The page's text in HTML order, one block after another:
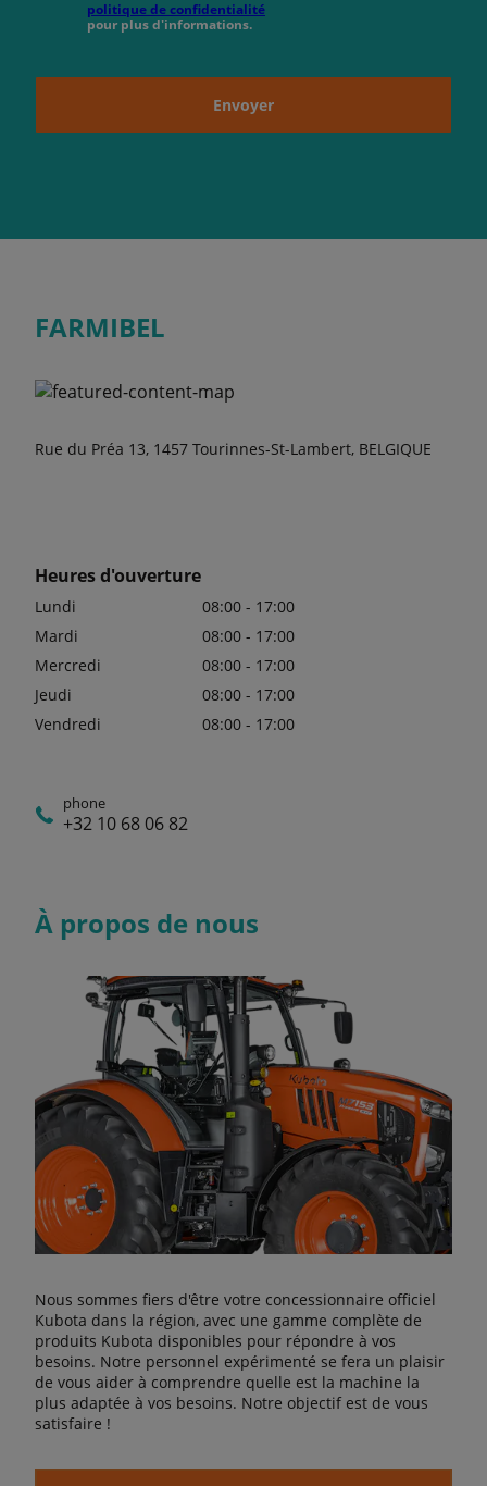
politique de confidentialité
pour plus d'informations.
Envoyer
FARMIBEL
Rue du Préa 13, 1457 Tourinnes-St-Lambert, BELGIQUE
Heures d'ouverture
Lundi
08:00 - 17:00
Mardi
08:00 - 17:00
Mercredi
08:00 - 17:00
Jeudi
08:00 - 17:00
Vendredi
08:00 - 17:00
phone
+32 10 68 06 82
À propos de nous
Nous sommes fiers d'être votre concessionnaire officiel
Kubota dans la région, avec une gamme complète de
produits Kubota disponibles pour répondre à vos
besoins. Notre personnel expérimenté se fera un plaisir
de vous aider à comprendre quelle est la machine la
plus adaptée à vos besoins. Notre objectif est de vous
satisfaire !